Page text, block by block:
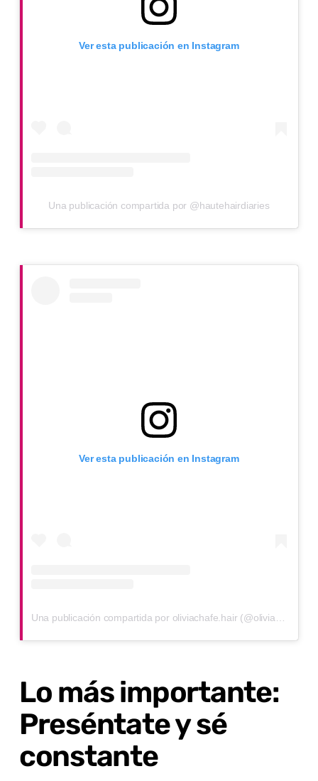
Ver esta publicación en Instagram
Una publicación compartida por @hautehairdiaries
Ver esta publicación en Instagram
Una publicación compartida por oliviachafe.hair (@oliviachafe.hair)
Lo más importante:
Preséntate y sé
constante